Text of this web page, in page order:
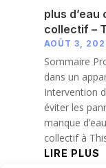
plus
collectif –
AOÛT 3,
Sommaire
dans un
Intervention
éviter les
manque
collectif à
LIRE PLUS